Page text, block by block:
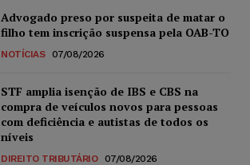
Advogado preso por suspeita de matar o
filho tem inscrição suspensa pela OAB-TO
NOTÍCIAS 07/08/2026
STF amplia isenção de IBS e CBS na
compra de veículos novos para pessoas
com deficiência e autistas de todos os
níveis
DIREITO TRIBUTÁRIO 07/08/2026